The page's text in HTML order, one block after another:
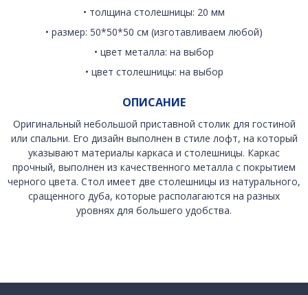
• толщина столешницы: 20 мм
• размер: 50*50*50 см (изготавливаем любой)
• цвет металла: на выбор
• цвет столешницы: на выбор
ОПИСАНИЕ
Оригинальный небольшой приставной столик для гостиной
или спальни. Его дизайн выполнен в стиле лофт, на который
указывают материалы каркаса и столешницы. Каркас
прочный, выполнен из качественного металла с покрытием
черного цвета. Стол имеет две столешницы из натурального,
сращенного дуба, которые располагаются на разных
уровнях для большего удобства.